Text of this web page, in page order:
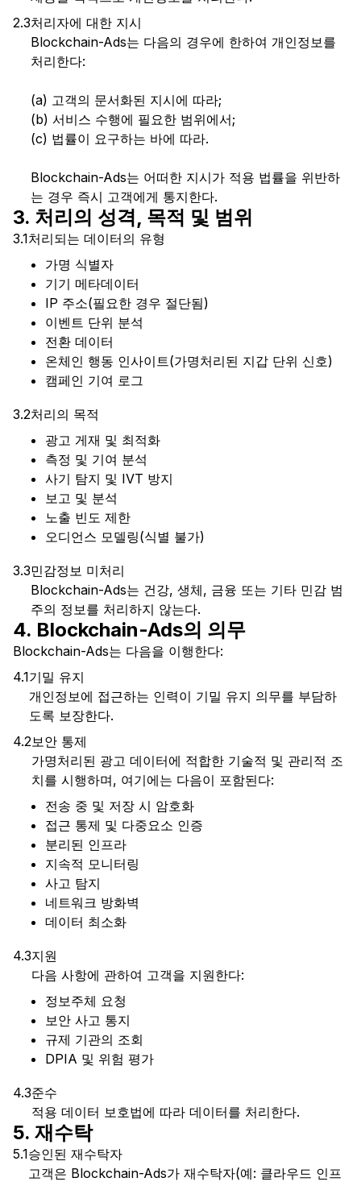
2.3처리자에 대한 지시
Blockchain-Ads는 다음의 경우에 한하여 개인정보를
처리한다:
(a) 고객의 문서화된 지시에 따라;
(b) 서비스 수행에 필요한 범위에서;
(c) 법률이 요구하는 바에 따라.
Blockchain-Ads는 어떠한 지시가 적용 법률을 위반하
는 경우 즉시 고객에게 통지한다.
3. 처리의 성격, 목적 및 범위
3.1처리되는 데이터의 유형
가명 식별자
기기 메타데이터
IP 주소(필요한 경우 절단됨)
이벤트 단위 분석
전환 데이터
온체인 행동 인사이트(가명처리된 지갑 단위 신호)
캠페인 기여 로그
3.2처리의 목적
광고 게재 및 최적화
측정 및 기여 분석
사기 탐지 및 IVT 방지
보고 및 분석
노출 빈도 제한
오디언스 모델링(식별 불가)
3.3민감정보 미처리
Blockchain-Ads는 건강, 생체, 금융 또는 기타 민감 범
주의 정보를 처리하지 않는다.
4. Blockchain-Ads의 의무
Blockchain-Ads는 다음을 이행한다:
4.1기밀 유지
개인정보에 접근하는 인력이 기밀 유지 의무를 부담하
도록 보장한다.
4.2보안 통제
가명처리된 광고 데이터에 적합한 기술적 및 관리적 조
치를 시행하며, 여기에는 다음이 포함된다:
전송 중 및 저장 시 암호화
접근 통제 및 다중요소 인증
분리된 인프라
지속적 모니터링
사고 탐지
네트워크 방화벽
데이터 최소화
4.3지원
다음 사항에 관하여 고객을 지원한다:
정보주체 요청
보안 사고 통지
규제 기관의 조회
DPIA 및 위험 평가
4.3준수
적용 데이터 보호법에 따라 데이터를 처리한다.
5. 재수탁
5.1승인된 재수탁자
고객은 Blockchain-Ads가 재수탁자(예: 클라우드 인프